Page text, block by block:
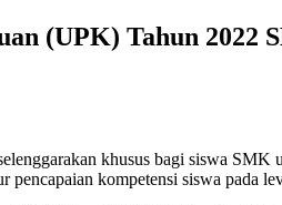
(UPK) Tahun 2022
khusus bagi siswa SMK
kompetensi siswa pada